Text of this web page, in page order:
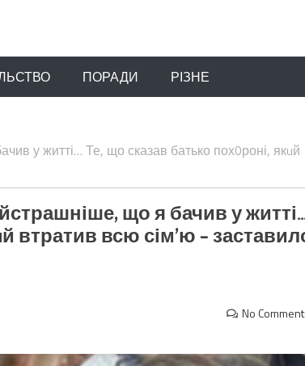
ПОРАДИ РІЗНЕ
у житті… Те, що сказав батько пох0роні, якuй
що я бачив у
втратив всю сім’ю –
No